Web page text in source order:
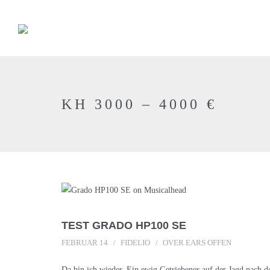
KH 3000 – 4000 €
TEST GRADO HP100 SE
FEBRUAR 14 FIDELIO OVER EARS OFFEN